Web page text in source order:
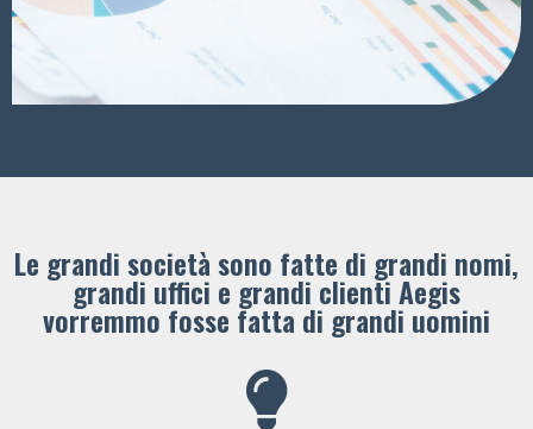
Le grandi società sono fatte di grandi nomi,
grandi uffici e grandi clienti ​Aegis
vorremmo fosse fatta di grandi uomini